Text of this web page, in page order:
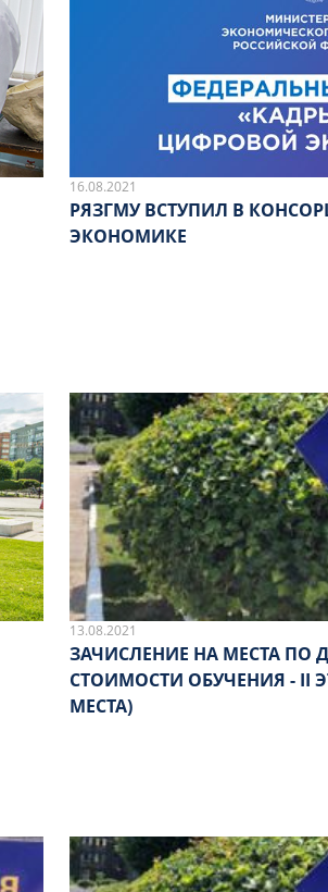
16.08.2021
РЯЗГМУ ВСТУПИЛ В
ЭКОНОМИКЕ
13.08.2021
ЗАЧИСЛЕНИЕ НА МЕСТА ПО
СТОИМОСТИ ОБУЧЕНИЯ - II ЭТАП (ВНЕБЮДЖЕТНЫЕ
МЕСТА)